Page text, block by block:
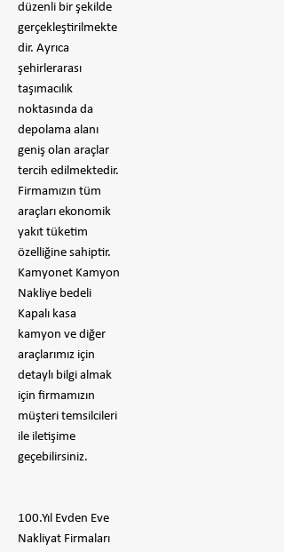
düzenli bir şekilde
gerçekleştirilmekte
dir. Ayrıca
şehirlerarası
taşımacılık
noktasında da
depolama alanı
geniş olan araçlar
tercih edilmektedir.
Firmamızın tüm
araçları ekonomik
yakıt tüketim
özelliğine sahiptir.
Kamyonet Kamyon
Nakliye bedeli
Kapalı kasa
kamyon ve diğer
araçlarımız için
detaylı bilgi almak
için firmamızın
müşteri temsilcileri
ile iletişime
geçebilirsiniz.
100.Yıl Evden Eve
Nakliyat Firmaları